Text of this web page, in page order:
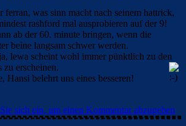
ferran, was sinn macht nach seinem hattrick,
rashford mal ausprobieren auf der 9!
ab der 60. minute bringen, wenn die
beine langsam schwer werden.
lewa scheint wohl immer pünktlich zu den
zu erscheinen.
Hansi belehrt uns eines besseren!
sich ein, um einen Kommentar abzugeben